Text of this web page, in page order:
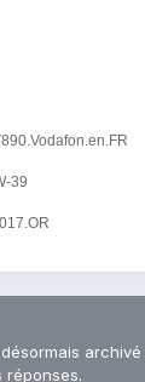
39
réponses.